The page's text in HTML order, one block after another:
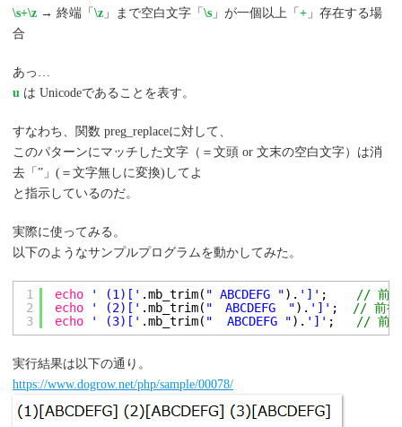
\s+\z → 終端「 \z 」まで空白文字「 \s 」が一個以上「 + 」存在する場
合
あっ…
u は Unicodeであることを表す。
すなわち、関数 preg_replaceに対して、
このパターンにマッチした文字（＝文頭 or 文末の空白文字）は消
去「”」(＝文字無しに変換)してよ
と指示しているのだ。
実際に使ってみる。
以下のようなサンプルプログラムを動かしてみた。
1
2
3
echo ' (1)[' .mb_trim( " ABCDEFG "). ']' ;
// 前後
echo
' (2)[' .mb_trim( "　ABCDEFG　"). ']' ;
// 前後
echo
' (3)[' .mb_trim( "  ABCDEFG "). ']' ; // 前後
実行結果は以下の通り。
https://www.dogrow.net/php/sample/00078/